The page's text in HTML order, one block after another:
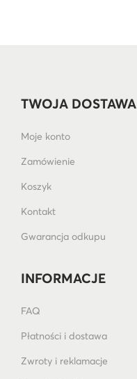
TWOJA DOSTAWA
Moje konto
Zamówienie
Koszyk
Kontakt
Gwarancja odkupu
INFORMACJE
FAQ
Płatności i dostawa
Zwroty i reklamacje